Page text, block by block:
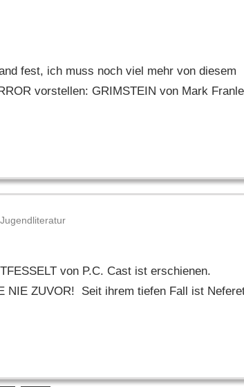
fest, ich muss noch viel mehr von diesem
vorstellen: GRIMSTEIN von Mark
Jugendliteratur
von P.C. Cast ist erschienen.
NIE ZUVOR! Seit ihrem tiefen Fall ist